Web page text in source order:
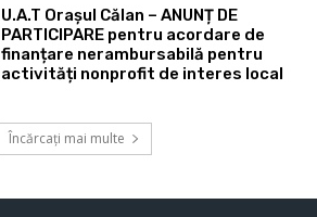
U.A.T Orașul Călan – ANUNȚ DE
PARTICIPARE pentru acordare de
finanțare nerambursabilă pentru
activități nonprofit de interes local
Încărcați mai multe